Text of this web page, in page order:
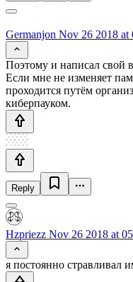
Germanjon Nov 26 2018 at
Поэтому и написал свой
Если мне не изменяет
проходится путём
киберпауком.
Reply
Hzpriezz Nov 26 2018 at
я постоянно стравливал